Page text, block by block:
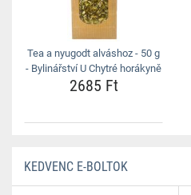
Tea a nyugodt alváshoz - 50 g
- Bylinářství U Chytré horákyně
2685 Ft
KEDVENC E-BOLTOK